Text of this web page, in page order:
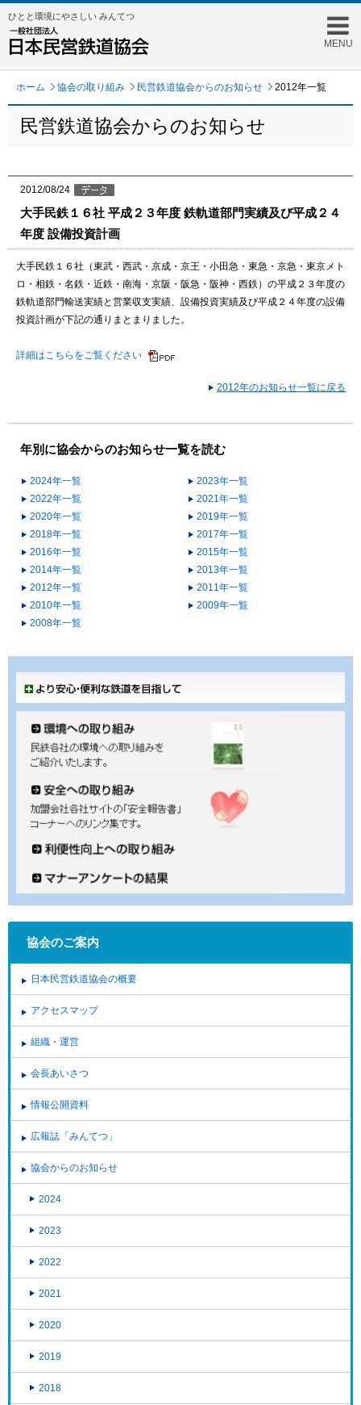
MENU
ひとと環境にやさしい みんてつ
ホーム 協会の取り組み 民営鉄道協会からのお知らせ 2012年一覧
民営鉄道協会からのお知らせ
2012/08/24
大手民鉄１６社 平成２３年度 鉄軌道部門実績及び平成２４
年度 設備投資計画
大手民鉄１６社（東武・西武・京成・京王・小田急・東急・京急・東京メト
ロ・相鉄・名鉄・近鉄・南海・京阪・阪急・阪神・西鉄）の平成２３年度の
鉄軌道部門輸送実績と営業収支実績、設備投資実績及び平成２４年度の設備
投資計画が下記の通りまとまりました。
詳細はこちらをご覧ください
2012年のお知らせ一覧に戻る
年別に協会からのお知らせ一覧を読む
2024年一覧
2023年一覧
2022年一覧
2021年一覧
2020年一覧
2019年一覧
2018年一覧
2017年一覧
2016年一覧
2015年一覧
2014年一覧
2013年一覧
2012年一覧
2011年一覧
2010年一覧
2009年一覧
2008年一覧
協会のご案内
日本民営鉄道協会の概要
アクセスマップ
組織・運営
会長あいさつ
情報公開資料
広報誌「みんてつ」
協会からのお知らせ
2024
2023
2022
2021
2020
2019
2018